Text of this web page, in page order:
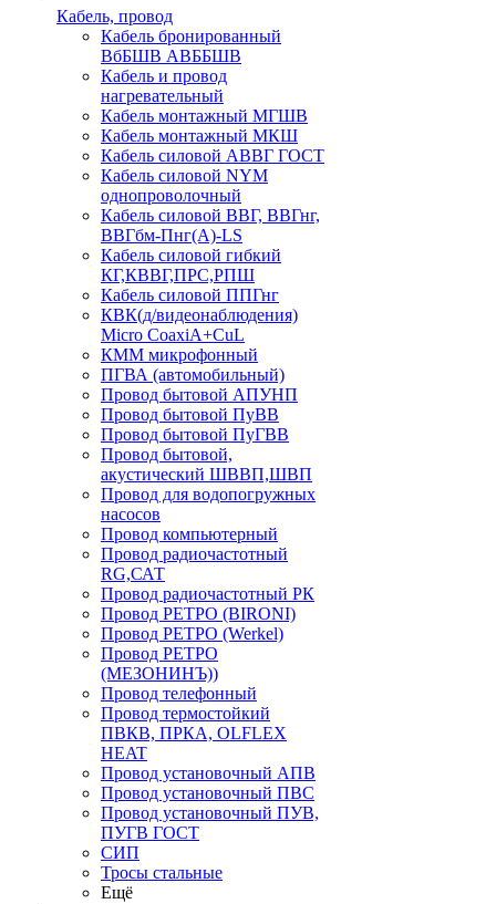
Кабель, провод
Кабель бронированный
ВбБШВ АВББШВ
Кабель и провод
нагревательный
Кабель монтажный МГШВ
Кабель монтажный МКШ
Кабель силовой АВВГ ГОСТ
Кабель силовой NYM
однопроволочный
Кабель силовой ВВГ, ВВГнг,
ВВГбм-Пнг(А)-LS
Кабель силовой гибкий
КГ,КВВГ,ПРС,РПШ
Кабель силовой ППГнг
КВК(д/видеонаблюдения)
Micro CoaxiA+CuL
КММ микрофонный
ПГВА (автомобильный)
Провод бытовой АПУНП
Провод бытовой ПуВВ
Провод бытовой ПуГВВ
Провод бытовой,
акустический ШВВП,ШВП
Провод для водопогружных
насосов
Провод компьютерный
Провод радиочастотный
RG,САТ
Провод радиочастотный РК
Провод РЕТРО (BIRONI)
Провод РЕТРО (Werkel)
Провод РЕТРО
(МЕЗОНИНЪ))
Провод телефонный
Провод термостойкий
ПВКВ, ПРКА, OLFLEX
HEAT
Провод установочный АПВ
Провод установочный ПВС
Провод установочный ПУВ,
ПУГВ ГОСТ
СИП
Тросы стальные
Ещё